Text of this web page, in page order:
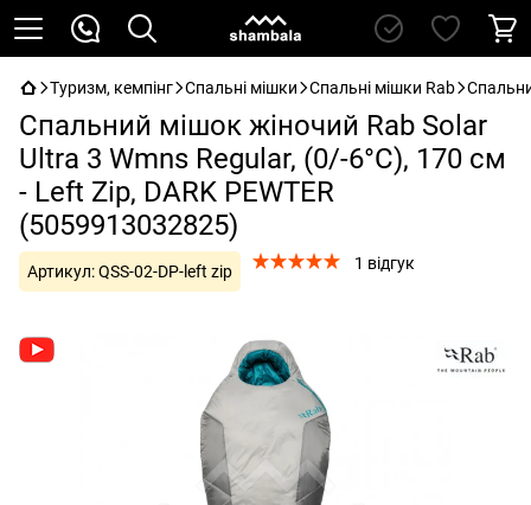
Туризм, кемпінг Спальні мішки Спальні мішки Rab
Спальний мішок жіночий Rab Solar
Ultra 3 Wmns Regular, (0/-6°C), 170 см
- Left Zip, DARK PEWTER
(5059913032825)
Артикул:QSS-02-DP-left zip 1 відгук